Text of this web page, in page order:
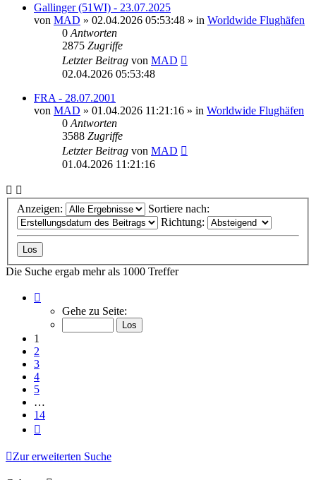
Gallinger (51WI) - 23.07.2025
von MAD » 02.04.2026 05:53:48 » in Worldwide Flughäfen
0 Antworten
2875 Zugriffe
Letzter Beitrag von MAD
02.04.2026 05:53:48
FRA - 28.07.2001
von MAD » 01.04.2026 11:21:16 » in Worldwide Flughäfen
0 Antworten
3588 Zugriffe
Letzter Beitrag von MAD
01.04.2026 11:21:16
Anzeigen:
Sortiere nach:
Richtung:
Die Suche ergab mehr als 1000 Treffer
von
Gehe zu Seite:
1
2
3
4
5
…
14
Zur erweiterten Suche